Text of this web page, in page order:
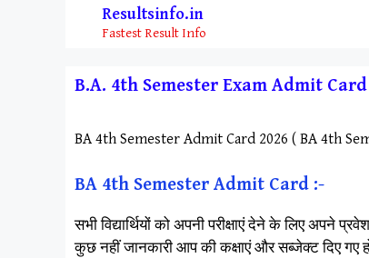
Resultsinfo.in
Fastest Result Info
B.A. 4th Semester Exam Admit Card
BA 4th Semester Admit Card 2026 ( BA 4th
BA 4th Semester Admit Card :-
सभी विद्यार्थियों को अपनी परीक्षाएं देने के लिए अपने
कुछ नहीं जानकारी आप की कक्षाएं और सब्जेक्ट दिए गए